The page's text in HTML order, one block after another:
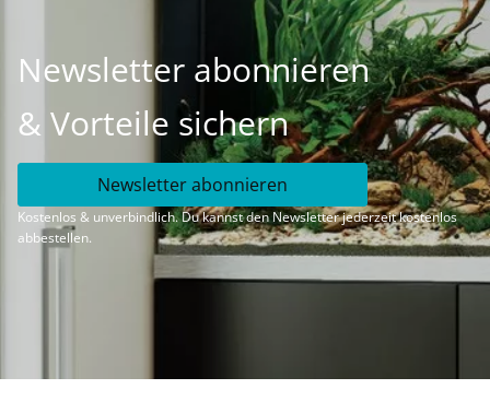
Newsletter abonnieren
& Vorteile sichern
Newsletter abonnieren
Kostenlos & unverbindlich. Du kannst den Newsletter jederzeit kostenlos
abbestellen.